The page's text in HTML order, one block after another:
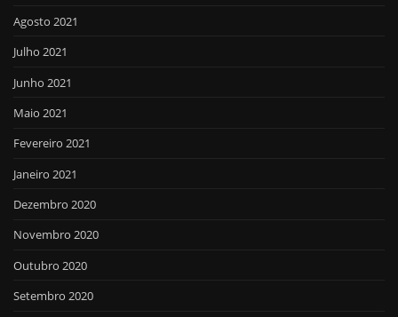
Agosto 2021
Julho 2021
Junho 2021
Maio 2021
Fevereiro 2021
Janeiro 2021
Dezembro 2020
Novembro 2020
Outubro 2020
Setembro 2020